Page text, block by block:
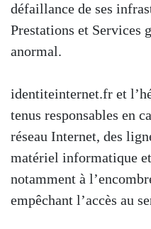
défaillance de ses
Prestations et Services
anormal.
identiteinternet.fr et
tenus responsables en
réseau Internet, des
matériel informatique
notamment à
empêchant l’accès au